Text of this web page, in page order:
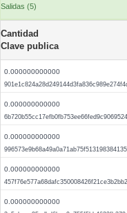
Salidas (5)
Cantidad
Clave publica
0.000000000000
0.000000000000
0.000000000000
0.000000000000
0.000000000000